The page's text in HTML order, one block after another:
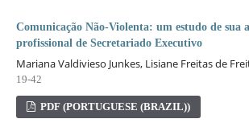
Comunicação Não-Violenta: um estudo de sua
profissional de Secretariado Executivo
Mariana Valdivieso Junkes, Lisiane Freitas de
19-42
PDF (PORTUGUESE (BRAZIL))